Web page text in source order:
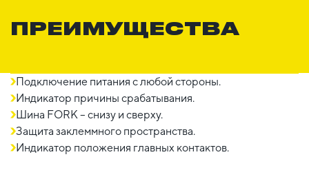
ПРЕИМУЩЕСТВА
Подключение питания с любой стороны.
Индикатор причины срабатывания.
Шина FORK – снизу и сверху.
Защита заклеммного пространства.
Индикатор положения главных контактов.